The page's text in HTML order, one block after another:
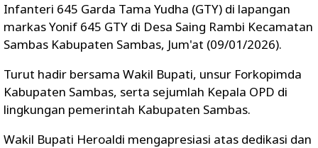
Infanteri 645 Garda Tama Yudha (GTY) di lapangan
markas Yonif 645 GTY di Desa Saing Rambi Kecamatan
Sambas Kabupaten Sambas, Jum'at (09/01/2026).
Turut hadir bersama Wakil Bupati, unsur Forkopimda
Kabupaten Sambas, serta sejumlah Kepala OPD di
lingkungan pemerintah Kabupaten Sambas.
Wakil Bupati Heroaldi mengapresiasi atas dedikasi dan